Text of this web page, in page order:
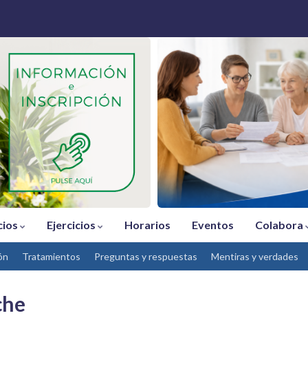
Ejercicios Horarios Eventos Colabora
Tratamientos Preguntas y respuestas Mentiras y verdades